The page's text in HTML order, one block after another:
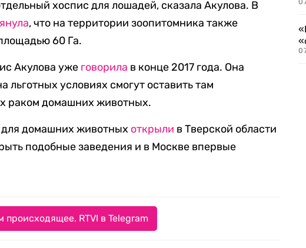
хоспис для лошадей, сказала Акулова. В
, что на территории зоопитомника также
60 Га.
Акулова уже говорила в конце 2017 года. Она
льготных условиях смогут оставить там
раком домашних животных.
домашних животных открыли в Тверской области
подобные заведения и в Москве впервые
происходящее. RTVI в Telegram